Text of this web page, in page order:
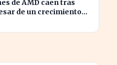
de AMD caen tras
de un crecimiento